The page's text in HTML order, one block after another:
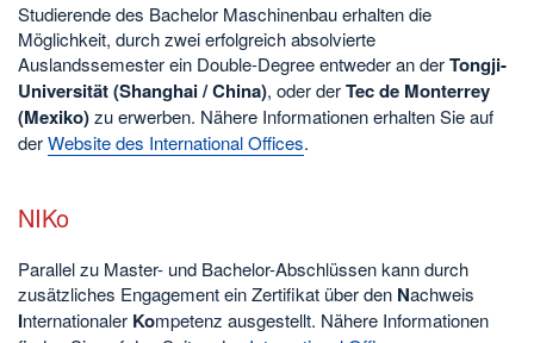
Studierende des Bachelor Maschinenbau erhalten die
Möglichkeit, durch zwei erfolgreich absolvierte
Auslandssemester ein Double-Degree entweder an derTongji-
Universität (Shanghai / China), oder derTec de Monterrey
(Mexiko)zu erwerben. Nähere Informationen erhalten Sie auf
derWebsite des International Offices.
NIKo
Parallel zu Master- und Bachelor-Abschlüssen kann durch
zusätzliches Engagement ein Zertifikat über den Nachweis
Internationaler Kompetenz ausgestellt. Nähere Informationen